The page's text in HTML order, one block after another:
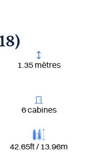
1.35 mètres
6 cabines
42.65ft / 13.96m